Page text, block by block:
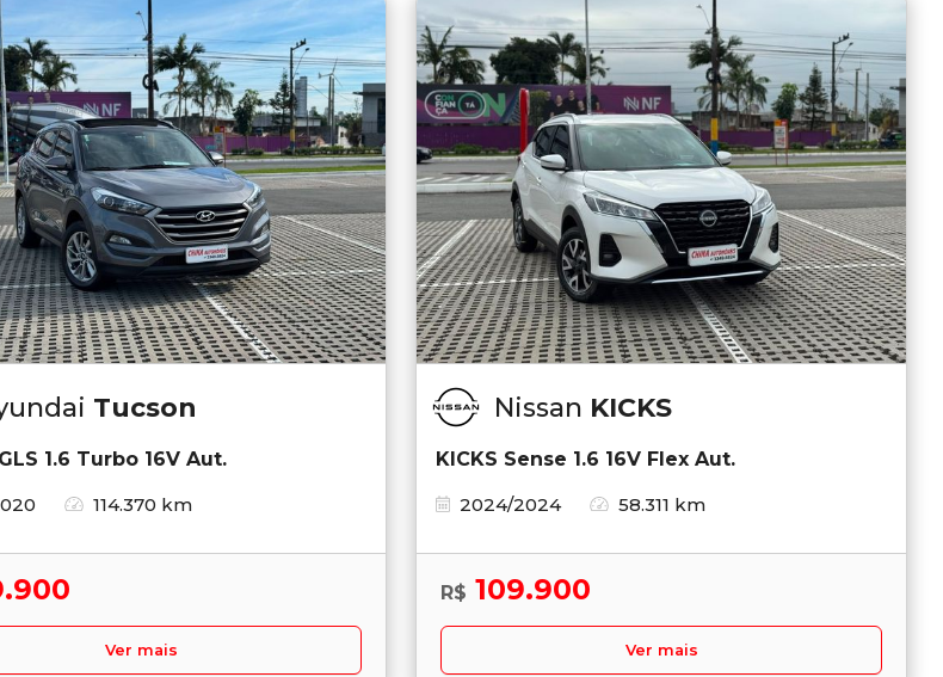
Tucson
1.6 Turbo 16V Aut.
114.370 km
Ver mais
Nissan KICKS
KICKS Sense 1.6 16V Flex Aut.
2024/2024
58.311 km
R$ 109.900
Ver mais